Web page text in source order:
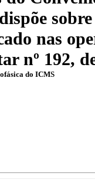
nas
nº 192,
do ICMS